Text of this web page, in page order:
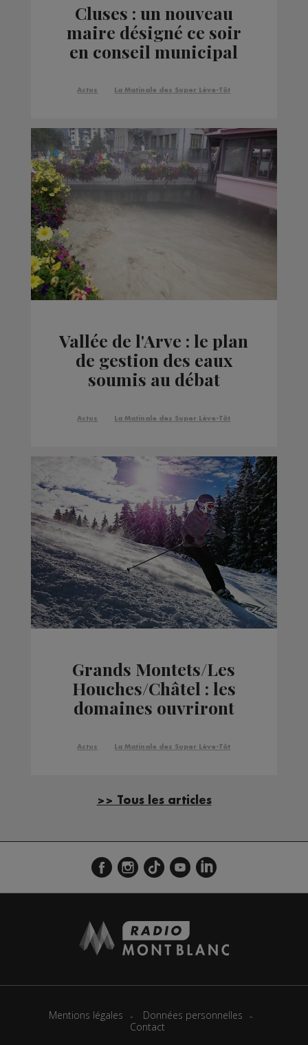
Cluses : un nouveau
maire désigné ce soir
en conseil municipal
Actus La Matinale des Super Lève-Tôt
Vallée de l'Arve : le plan
de gestion des eaux
soumis au débat
Actus La Matinale des Super Lève-Tôt
Grands Montets/Les
Houches/Châtel : les
domaines ouvriront
end
Actus La Matinale des Super Lève-Tôt
>> Tous les articles
Mentions légales
Données personnelles
Contact